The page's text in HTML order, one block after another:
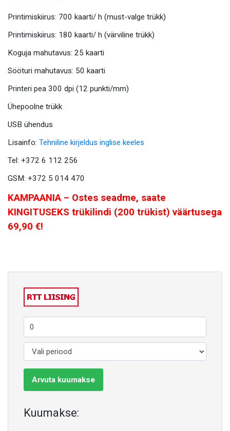
Printimiskiirus: 700 kaarti/ h (must-valge trükk)
Printimiskiirus: 180 kaarti/ h (värviline trükk)
Koguja mahutavus: 25 kaarti
Sööturi mahutavus: 50 kaarti
Printeri pea 300 dpi (12 punkti/mm)
Ühepoolne trükk
USB ühendus
Lisainfo: Tehniline kirjeldus inglise keeles
Tel: +372 6 112 256
GSM: +372 5 014 470
KAMPAANIA – Ostes seadme, saate
KINGITUSEKS trükilindi (200 trükist) väärtusega
69,90 €!
Arvuta kuumakse
Kuumakse: